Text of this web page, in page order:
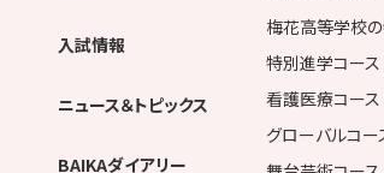
入試情報
ニュース＆トピックス
BAIKAダイアリー
梅花高等学校
特別進学コース
看護医療コース
グローバルコー